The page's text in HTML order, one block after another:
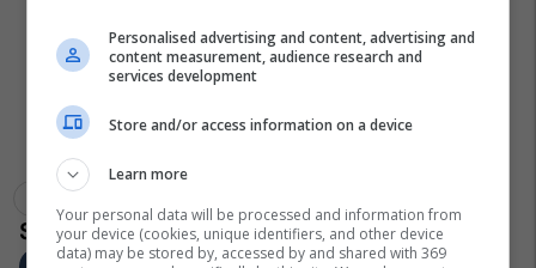
Personalised advertising and content, advertising and
content measurement, audience research and
services development
Store and/or access information on a device
Learn more
Your personal data will be processed and information from
your device (cookies, unique identifiers, and other device
data) may be stored by, accessed by and shared with 369